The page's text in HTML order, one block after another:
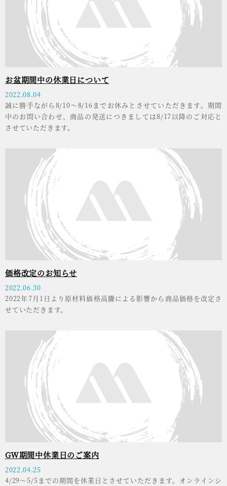
お盆期間中の休業日について
2022.08.04
誠に勝手ながら8/10～8/16までお休みとさせていただきます。期間
中のお問い合わせ、商品の発送につきましては8/17以降のご対応と
させていただきます。
価格改定のお知らせ
2022.06.30
2022年7月1日より原材料価格高騰による影響から商品価格を改定さ
せていただきます。
GW期間中休業日のご案内
2022.04.25
4/29～5/5までの期間を休業日とさせていただきます。オンラインシ